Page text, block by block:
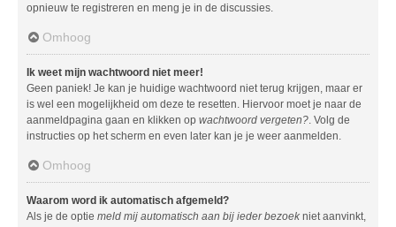
opnieuw te registreren en meng je in de discussies.
Omhoog
Ik weet mijn wachtwoord niet meer!
Geen paniek! Je kan je huidige wachtwoord niet terug krijgen, maar er
is wel een mogelijkheid om deze te resetten. Hiervoor moet je naar de
aanmeldpagina gaan en klikken op wachtwoord vergeten? . Volg de
instructies op het scherm en even later kan je je weer aanmelden.
Omhoog
Waarom word ik automatisch afgemeld?
Als je de optie meld mij automatisch aan bij ieder bezoek niet aanvinkt,